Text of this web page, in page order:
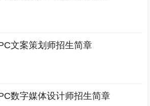
文案策划师招生简章
数字媒体设计师招生简章